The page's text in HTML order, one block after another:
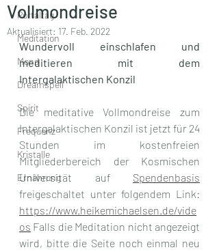
Portaltag
Meditation
Mond
Dreamspell
Spirit
Frequenz
Kristalle
Ernährung
Vollmondreise
Aktualisiert: 17. Feb. 2022
Wundervoll einschlafen und
meditieren mit dem
Intergalaktischen Konzil
Die meditative Vollmondreise zum
Intergalaktischen Konzil ist jetzt für 24
Stunden im kostenfreien
Mitgliederbereich der Kosmischen
Universität auf Spendenbasis
https://www.heikemichaelsen.de/vide
os Falls die Meditation nicht angezeigt
wird, bitte die Seite noch einmal neu